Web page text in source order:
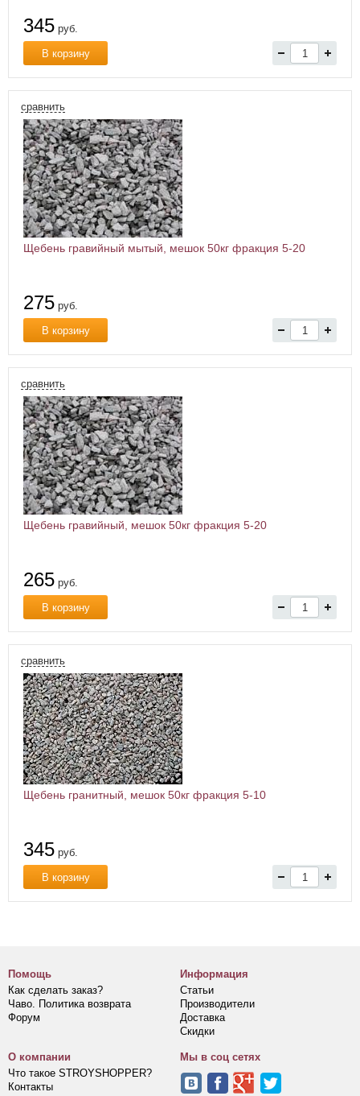
345 руб.
В корзину
сравнить
Щебень гравийный мытый, мешок 50кг фракция 5-20
275 руб.
В корзину
сравнить
Щебень гравийный, мешок 50кг фракция 5-20
265 руб.
В корзину
сравнить
Щебень гранитный, мешок 50кг фракция 5-10
345 руб.
В корзину
Помощь
Как сделать заказ?
Чаво. Политика возврата
Форум
Информация
Статьи
Производители
Доставка
Скидки
О компании
Что такое STROYSHOPPER?
Контакты
Мы в соц сетях